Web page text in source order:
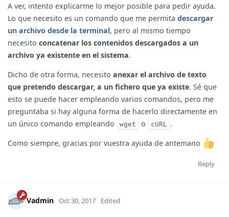
A ver, intento explicarme lo mejor posible para pedir ayuda.
Lo que necesito es un comando que me permita descargar
un archivo desde la terminal, pero al mismo tiempo
necesito concatenar los contenidos descargados a un
archivo ya existente en el sistema.
Dicho de otra forma, necesito anexar el archivo de texto
que pretendo descargar, a un fichero que ya existe. Sé que
esto se puede hacer empleando varios comandos, pero me
preguntaba si hay alguna forma de hacerlo directamente en
un único comando empleando
wget o cURL .
Como siempre, gracias por vuestra ayuda de antemano
Reply
Vadmin Oct 30, 2017 Edited